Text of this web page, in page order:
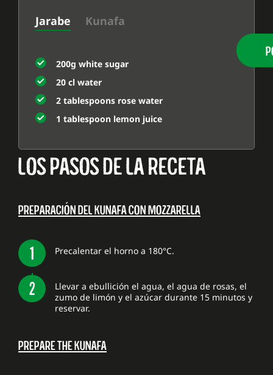
Jarabe Kunafa
200g white sugar
20 cl water
2 tablespoons rose water
1 tablespoon lemon juice
LOS PASOS DE LA RECETA
PREPARACIÓN DEL KUNAFA CON MOZZARELLA
Precalentar el horno a 180°C.
Llevar a ebullición el agua, el agua de rosas, el
zumo de limón y el azúcar durante 15 minutos y
reservar.
PREPARE THE KUNAFA